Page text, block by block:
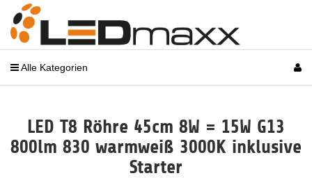
Alle Kategorien
LED T8 Röhre 45cm 8W = 15W G13
800lm 830 warmweiß 3000K inklusive
Starter